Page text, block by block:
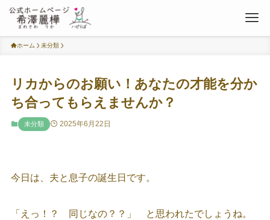
ホーム 未分類
リカからのお願い！あなたの才能を分か
ち合ってもらえませんか？
未分類 2025年6月22日
今日は、夫と息子の誕生日です。
「えっ！？ 同じなの？？」 と思われたでしょうね。